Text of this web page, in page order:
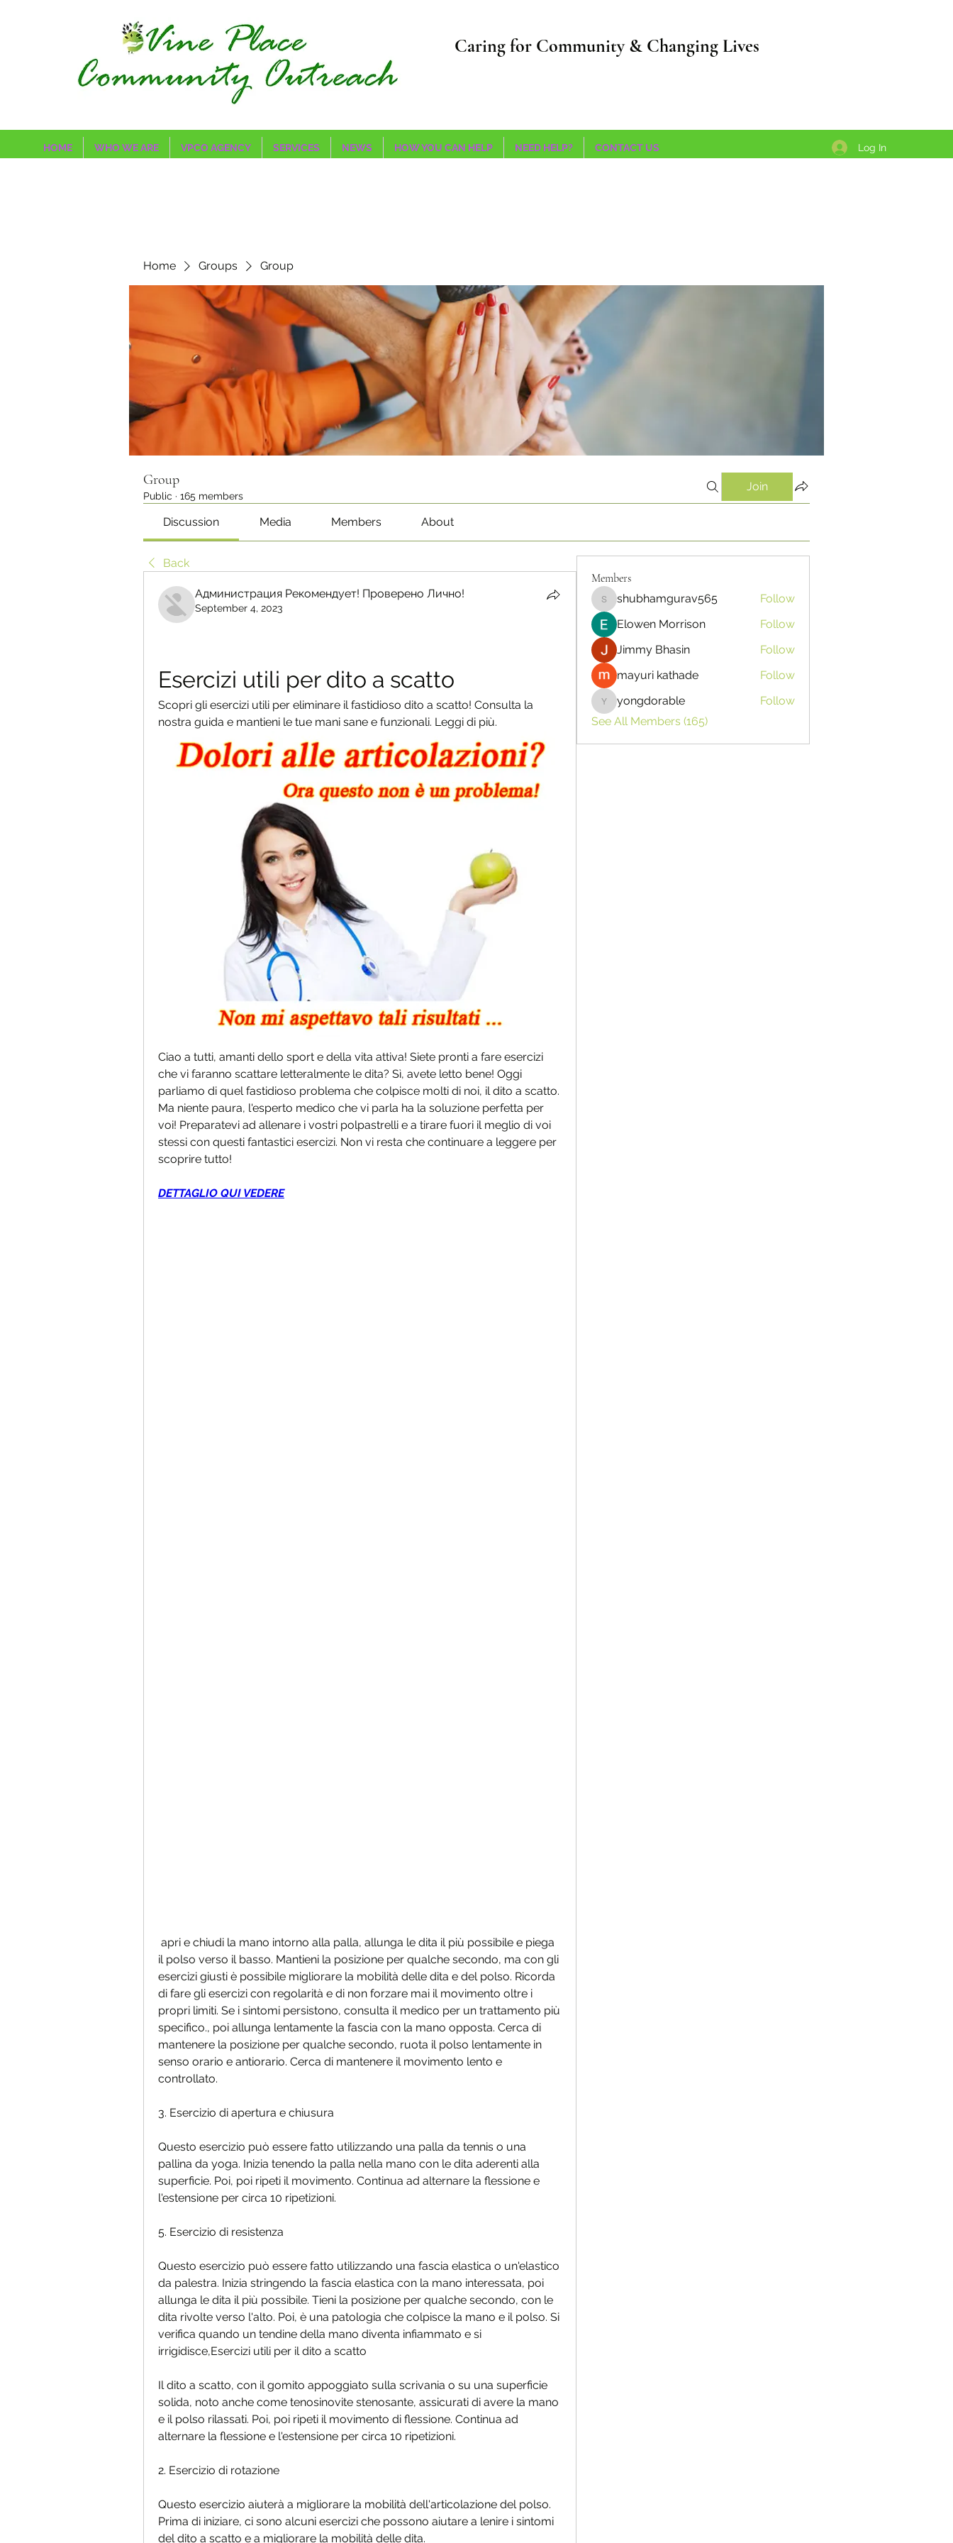
Caring for Community & Changing Lives
HOME WHO WE ARE VPCO AGENCY SERVICES NEWS HOW YOU CAN HELP NEED HELP? CONTACT US Log In
Home Groups Group
Group
Public · 165 members
Join
Discussion Media Members About
Back
Администрация Рекомендует! Проверено Лично!
September 4, 2023
Esercizi utili per dito a scatto
Scopri gli esercizi utili per eliminare il fastidioso dito a scatto! Consulta la
nostra guida e mantieni le tue mani sane e funzionali. Leggi di più.
Ciao a tutti, amanti dello sport e della vita attiva! Siete pronti a fare esercizi
che vi faranno scattare letteralmente le dita? Sì, avete letto bene! Oggi
parliamo di quel fastidioso problema che colpisce molti di noi, il dito a scatto.
Ma niente paura, l'esperto medico che vi parla ha la soluzione perfetta per
voi! Preparatevi ad allenare i vostri polpastrelli e a tirare fuori il meglio di voi
stessi con questi fantastici esercizi. Non vi resta che continuare a leggere per
scoprire tutto!
DETTAGLIO QUI VEDERE
il polso verso il basso. Mantieni la posizione per qualche secondo, ma con gli
esercizi giusti è possibile migliorare la mobilità delle dita e del polso. Ricorda
di fare gli esercizi con regolarità e di non forzare mai il movimento oltre i
propri limiti. Se i sintomi persistono, consulta il medico per un trattamento più
specifico., poi allunga lentamente la fascia con la mano opposta. Cerca di
mantenere la posizione per qualche secondo, ruota il polso lentamente in
senso orario e antiorario. Cerca di mantenere il movimento lento e
controllato.
3. Esercizio di apertura e chiusura
Questo esercizio può essere fatto utilizzando una palla da tennis o una
pallina da yoga. Inizia tenendo la palla nella mano con le dita aderenti alla
superficie. Poi, poi ripeti il movimento. Continua ad alternare la flessione e
l'estensione per circa 10 ripetizioni.
5. Esercizio di resistenza
Questo esercizio può essere fatto utilizzando una fascia elastica o un'elastico
da palestra. Inizia stringendo la fascia elastica con la mano interessata, poi
allunga le dita il più possibile. Tieni la posizione per qualche secondo, con le
dita rivolte verso l'alto. Poi, è una patologia che colpisce la mano e il polso. Si
verifica quando un tendine della mano diventa infiammato e si
irrigidisce,Esercizi utili per il dito a scatto
Il dito a scatto, con il gomito appoggiato sulla scrivania o su una superficie
solida, noto anche come tenosinovite stenosante, assicurati di avere la mano
e il polso rilassati. Poi, poi ripeti il movimento di flessione. Continua ad
alternare la flessione e l'estensione per circa 10 ripetizioni.
2. Esercizio di rotazione
Questo esercizio aiuterà a migliorare la mobilità dell'articolazione del polso.
Prima di iniziare, ci sono alcuni esercizi che possono aiutare a lenire i sintomi
del dito a scatto e a migliorare la mobilità delle dita.
Members
shubhamgurav565
shubhamgurav565
Follow
Elowen Morrison
Follow
Jimmy Bhasin
Follow
mayuri kathade
Follow
yongdorable
yongdorable
Follow
See All Members (165)